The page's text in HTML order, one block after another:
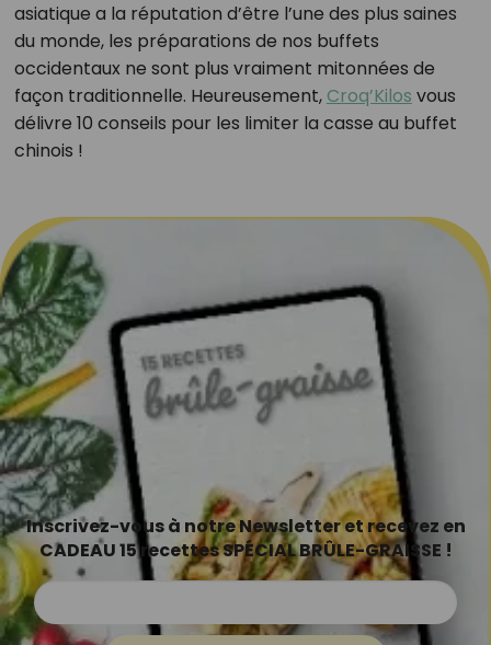
asiatique a la réputation d’être l’une des plus saines
du monde, les préparations de nos buffets
occidentaux ne sont plus vraiment mitonnées de
façon traditionnelle. Heureusement,Croq’Kilos vous
délivre 10 conseils pour les limiter la casse au buffet
chinois !
Inscrivez-vous à notre Newsletter et recevez en
CADEAU 15 recettes SPÉCIAL BRÛLE-GRAISSE !